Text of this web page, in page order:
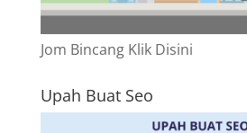
Jom Bincang Klik Disini
Upah Buat Seo